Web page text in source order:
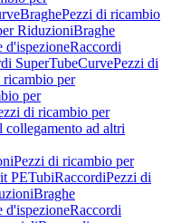
BraghePezzi di ricambio
RiduzioniBraghe
d'ispezioneRaccordi
SuperTubeCurvePezzi di
ricambio per
per
di ricambio per
collegamento ad altri
Pezzi di ricambio per
PETubiRaccordiPezzi di
Braghe
d'ispezioneRaccordi